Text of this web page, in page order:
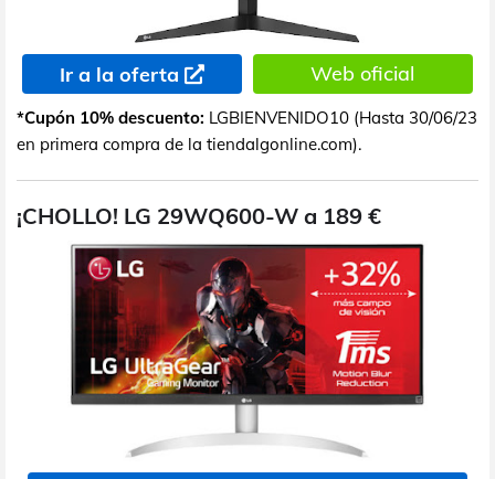
Ir a la oferta Web oficial
*Cupón 10% descuento: LGBIENVENIDO10 (Hasta 30/06/23
en primera compra de la tiendalgonline.com).
¡CHOLLO! LG 29WQ600-W a 189 €